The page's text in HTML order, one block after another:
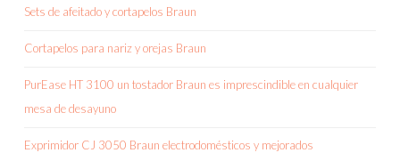
Sets de afeitado y cortapelos Braun
Cortapelos para nariz y orejas Braun
PurEase HT 3100 un tostador Braun es imprescindible en cualquier
mesa de desayuno
Exprimidor CJ 3050 Braun electrodomésticos y mejorados